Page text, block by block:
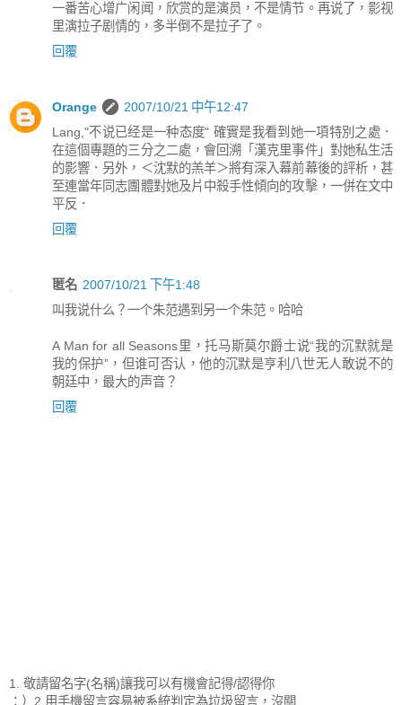
一番苦心增广闲闻，欣赏的是演员，不是情节。再说了，影视
里演拉子剧情的，多半倒不是拉子了。
回覆
Orange
2007/10/21 中午12:47
Lang,"不说已经是一种态度" 確實是我看到她一項特別之處．
在這個專題的三分之二處，會回溯「漢克里事件」對她私生活
的影響．另外，＜沈默的羔羊＞將有深入幕前幕後的評析，甚
至連當年同志團體對她及片中殺手性傾向的攻擊，一併在文中
平反．
回覆
匿名 2007/10/21 下午1:48
叫我说什么？一个朱范遇到另一个朱范。哈哈
A Man for all Seasons里，托马斯莫尔爵士说“我的沉默就是
我的保护”，但谁可否认，他的沉默是亨利八世无人敢说不的
朝廷中，最大的声音？
回覆
1. 敬請留名字(名稱)讓我可以有機會記得/認得你
：）2.用手機留言容易被系統判定為垃圾留言，沒關